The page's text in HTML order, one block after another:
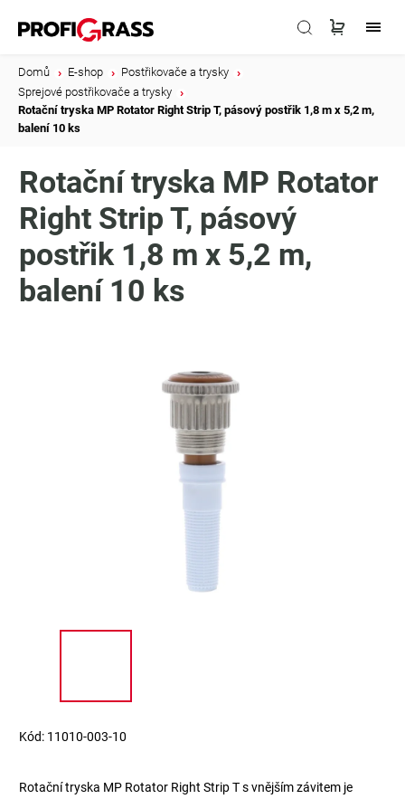
Domů E-shop Postřikovače a trysky
Sprejové postřikovače a trysky
Rotační tryska MP Rotator Right Strip T, pásový postřik 1,8 m x 5,2 m,
balení 10 ks
Rotační tryska MP Rotator
Right Strip T, pásový
postřik 1,8 m x 5,2 m,
balení 10 ks
Kód: 11010-003-10
Rotační tryska MP Rotator Right Strip T s vnějším závitem je